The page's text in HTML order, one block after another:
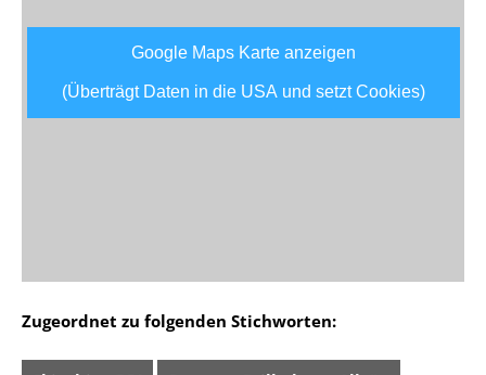
Google Maps Karte anzeigen
(Überträgt Daten in die USA und setzt Cookies)
Zugeordnet zu folgenden Stichworten: